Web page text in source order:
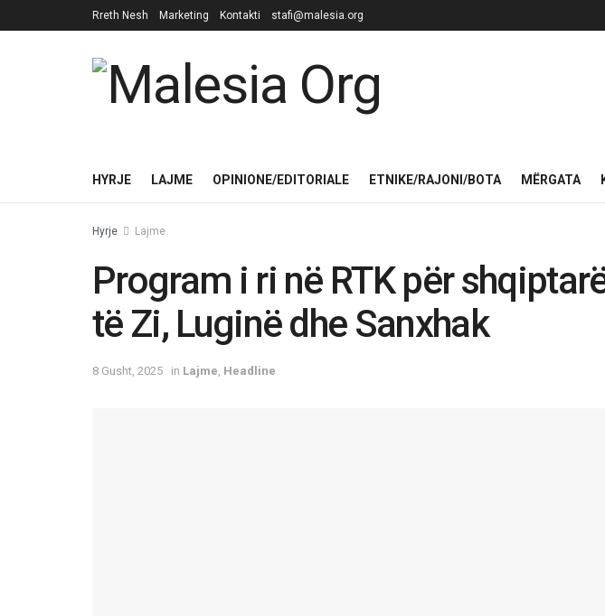
Rreth Nesh Marketing Kontakti stafi@malesia.org
HYRJE LAJME OPINIONE/EDITORIALE ETNIKE/RAJONI/BOTA MËRGATA
Hyrje Lajme
Program i ri në RTK për
të Zi, Luginë dhe Sanxhak
8 Gusht, 2025 in Lajme Headline